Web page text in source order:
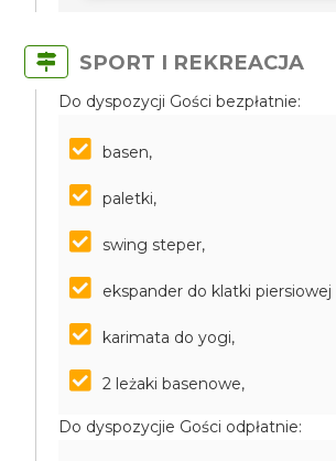
SPORT I REKREACJA
Do dyspozycji Gości bezpłatnie:
basen,
paletki,
swing steper,
ekspander do klatki piersiowej
karimata do yogi,
2 leżaki basenowe,
Do dyspozycjie Gości odpłatnie: